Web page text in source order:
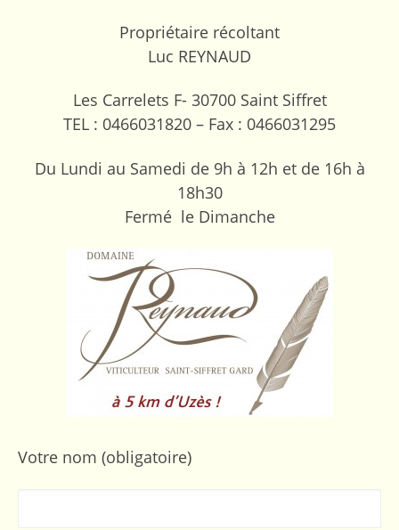
Propriétaire récoltant
Luc REYNAUD
Les Carrelets F- 30700 Saint Siffret
TEL : 0466031820 – Fax : 0466031295
Du Lundi au Samedi de 9h à 12h et de 16h à
18h30
Fermé le Dimanche
Votre nom (obligatoire)